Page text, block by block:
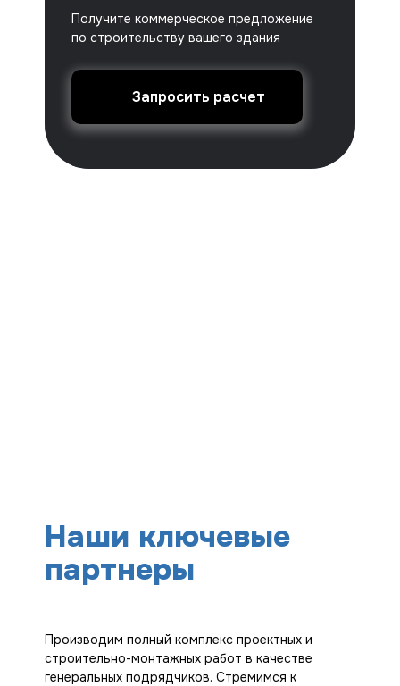
Получите коммерческое предложение
по строительству вашего здания
Запросить расчет
Наши ключевые
партнеры
Производим полный комплекс проектных и
строительно-монтажных работ в качестве
генеральных подрядчиков. Стремимся к